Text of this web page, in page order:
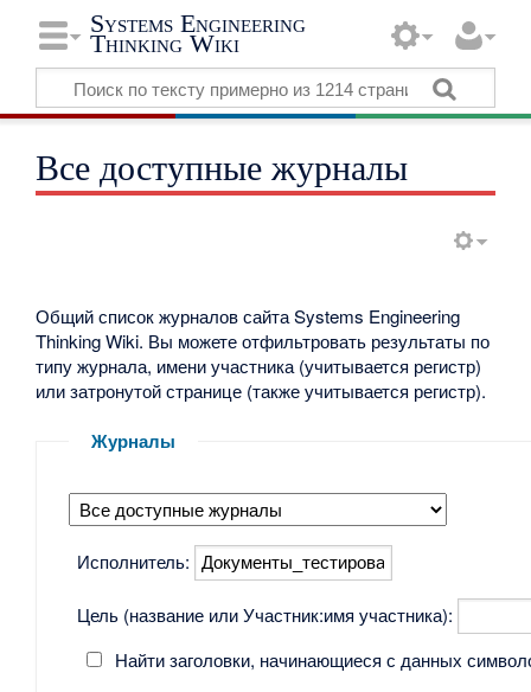
Systems Engineering
Thinking Wiki
Все доступные журналы
Общий список журналов сайта Systems Engineering
Thinking Wiki. Вы можете отфильтровать результаты по
типу журнала, имени участника (учитывается регистр)
или затронутой странице (также учитывается регистр).
Журналы
Исполнитель:
Цель (название или Участник:имя участника):
Найти заголовки, начинающиеся с данных